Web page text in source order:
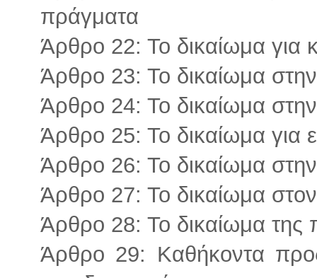
πράγματα
Άρθρο 22: Το δικαίωμα για
Άρθρο 23: Το δικαίωμα
Άρθρο 24: Το δικαίωμα
Άρθρο 25: Το δικαίωμα για
Άρθρο 26: Το δικαίωμα
Άρθρο 27: Το δικαίωμα στον
Άρθρο 28: Το δικαίωμα της
Άρθρο 29: Καθήκοντα